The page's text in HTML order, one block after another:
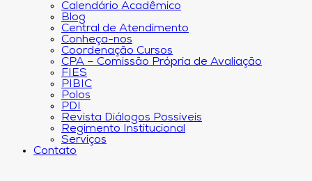
Calendário Acadêmico
Blog
Central de Atendimento
Conheça-nos
Coordenação Cursos
CPA – Comissão Própria de Avaliação
FIES
PIBIC
Polos
PDI
Revista Diálogos Possíveis
Regimento Institucional
Serviços
Contato